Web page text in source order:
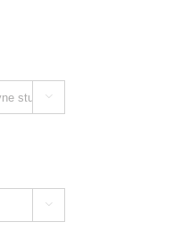

